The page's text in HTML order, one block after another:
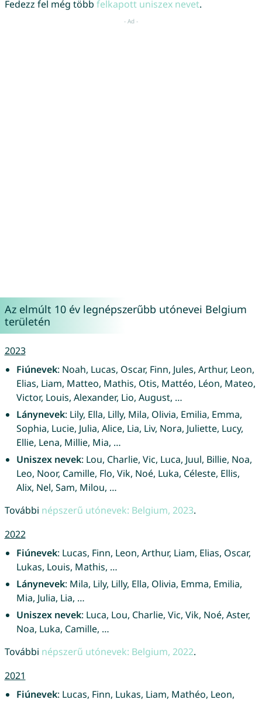
Fedezz fel még több felkapott uniszex nevet.
Az elmúlt 10 év legnépszerűbb utónevei Belgium
területén
2023
Fiúnevek: Noah, Lucas, Oscar, Finn, Jules, Arthur, Leon,
Elias, Liam, Matteo, Mathis, Otis, Mattéo, Léon, Mateo,
Victor, Louis, Alexander, Lio, August, …
Lánynevek: Lily, Ella, Lilly, Mila, Olivia, Emilia, Emma,
Sophia, Lucie, Julia, Alice, Lia, Liv, Nora, Juliette, Lucy,
Ellie, Lena, Millie, Mia, …
Uniszex nevek: Lou, Charlie, Vic, Luca, Juul, Billie, Noa,
Leo, Noor, Camille, Flo, Vik, Noé, Luka, Céleste, Ellis,
Alix, Nel, Sam, Milou, …
További népszerű utónevek: Belgium, 2023.
2022
Fiúnevek: Lucas, Finn, Leon, Arthur, Liam, Elias, Oscar,
Lukas, Louis, Mathis, …
Lánynevek: Mila, Lily, Lilly, Ella, Olivia, Emma, Emilia,
Mia, Julia, Lia, …
Uniszex nevek: Luca, Lou, Charlie, Vic, Vik, Noé, Aster,
Noa, Luka, Camille, …
További népszerű utónevek: Belgium, 2022.
2021
Fiúnevek: Lucas, Finn, Lukas, Liam, Mathéo, Leon,